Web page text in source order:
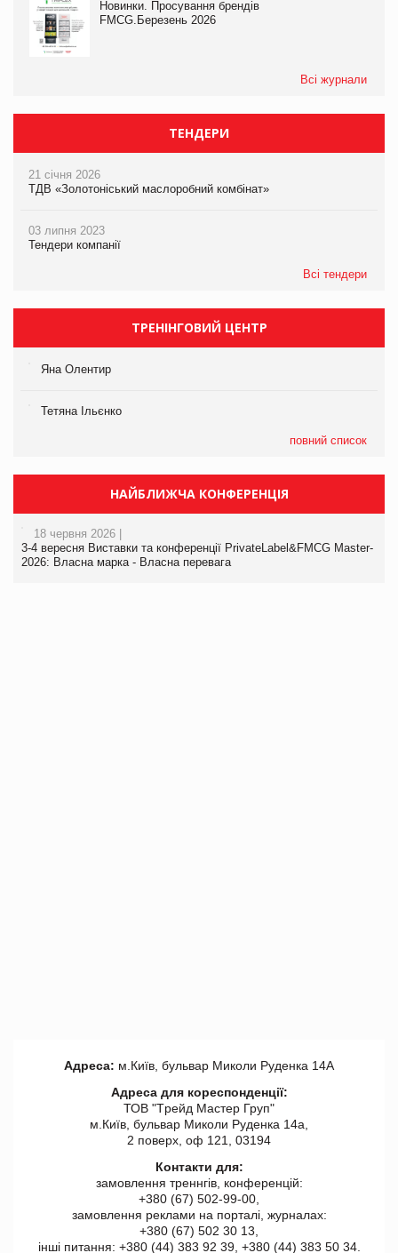
Новинки. Просування брендів
FMCG.Березень 2026
Всі журнали
ТЕНДЕРИ
21 січня 2026
ТДВ «Золотоніський маслоробний комбінат»
03 липня 2023
Тендери компанії
Всі тендери
ТРЕНІНГОВИЙ ЦЕНТР
Яна Олентир
Тетяна Ільєнко
повний список
НАЙБЛИЖЧА КОНФЕРЕНЦІЯ
18 червня 2026 |
3-4 вересня Виставки та конференції PrivateLabel&FMCG Master-
2026: Власна марка - Власна перевага
Адреса: м.Київ, бульвар Миколи Руденка 14А
Адреса для кореспонденції:
ТОВ "Tрейд Мастер Груп"
м.Київ, бульвар Миколи Руденка 14а,
2 поверх, оф 121, 03194
Контакти для:
замовлення треннгів, конференцій:
+380 (67) 502-99-00,
замовлення реклами на порталі, журналах:
+380 (67) 502 30 13,
інші питання: +380 (44) 383 92 39, +380 (44) 383 50 34.